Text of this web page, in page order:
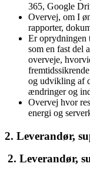
365, Google
Overvej, om I
rapporter,
Er
som en fast del
overveje,
og udvikling af
ændringer og
Overvej hvor
energi og
2. Leverandør,
2. Leverandør,